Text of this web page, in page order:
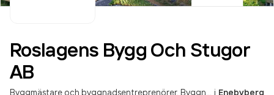
Roslagens Bygg Och Stugor
AB
Byggmästare och byggnadsentreprenörer Byggnation av fritidshus och friggebodar i Enebyberg